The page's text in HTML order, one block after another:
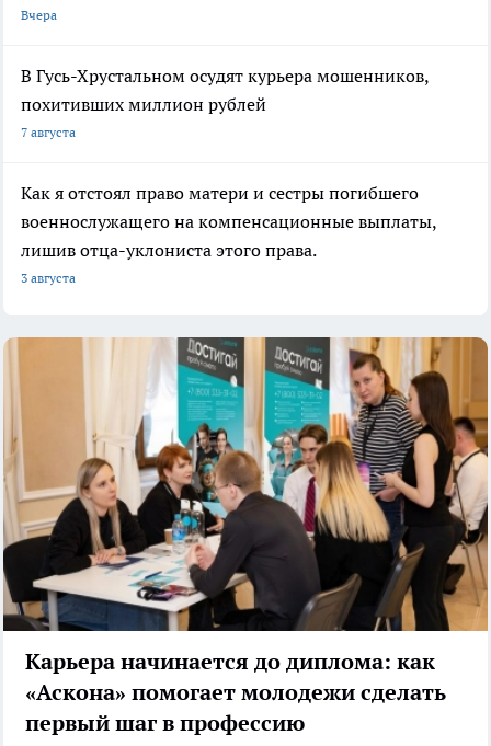
Вчера
В Гусь-Хрустальном осудят курьера мошенников,
похитивших миллион рублей
7 августа
Как я отстоял право матери и сестры погибшего
военнослужащего на компенсационные выплаты,
лишив отца-уклониста этого права.
3 августа
Карьера начинается до диплома: как
«Аскона» помогает молодежи сделать
первый шаг в профессию